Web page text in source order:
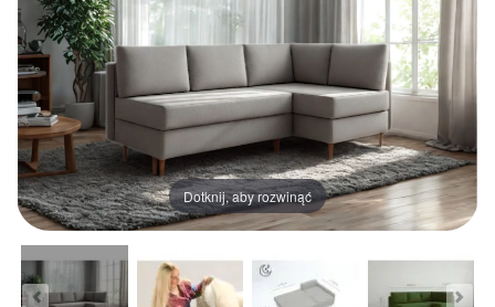
Dotknij, aby rozwinąć